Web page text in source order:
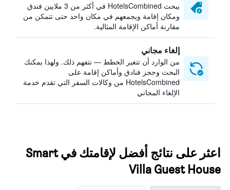
يبحث HotelsCombined في أكثر من 3 ملايين فندق
ومكان إقامة ويجمعهم في مكان واحد حتى تتمكن من
مقارنة أماكن الإقامة المثالية.
إلغاء مجاني
من الوارد أن تتغير الخطط — نتفهم ذلك. ولهذا يمكنك
البحث وحجز فنادق وأماكن إقامة على
HotelsCombined من وكالات السفر التي تقدم خدمة
الإلغاء المجاني
اعثر على نتائج أفضل لإقامتك في Smart
Villa Guest House